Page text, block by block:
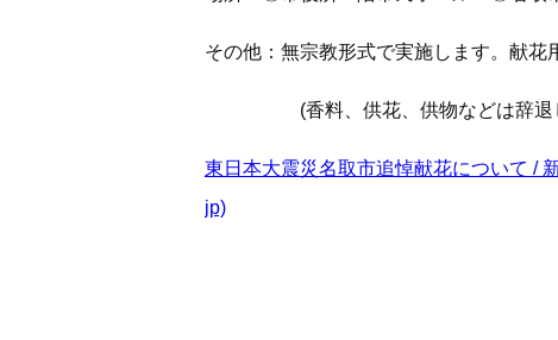
その他：無宗教形式で実施します。献花
(香料、供花、供物などは辞退
東日本大震災名取市追悼献花について /
jp)